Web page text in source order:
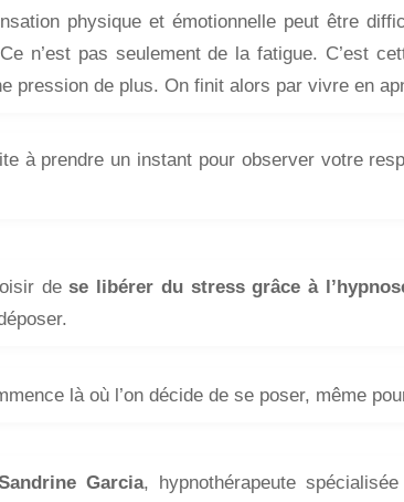
physique et émotionnelle peut être
n’est pas seulement de la fatigue. C’est
pression de plus. On finit alors par vivre en
à prendre un instant pour observer votre
dese libérer du stress grâce à
là où l’on décide de se poser, même
Garcia, hypnothérapeute